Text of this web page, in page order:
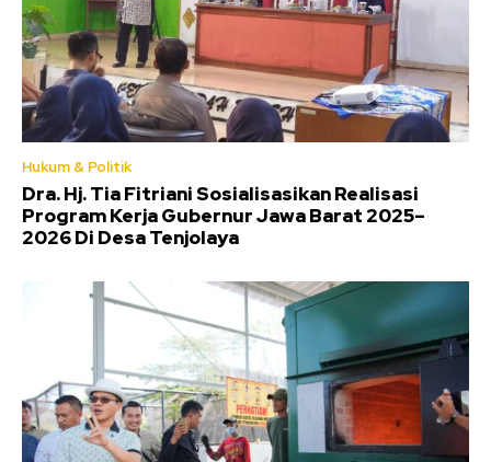
Hukum & Politik
Dra. Hj. Tia Fitriani Sosialisasikan Realisasi
Program Kerja Gubernur Jawa Barat 2025–
2026 Di Desa Tenjolaya